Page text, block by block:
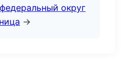
округ
→